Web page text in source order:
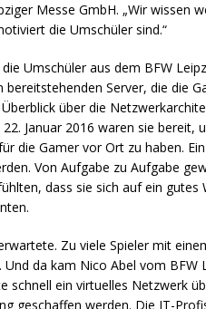
Messe GmbH. „Wir wissen
die Umschüler sind.“
Umschüler aus dem BFW
Server, die die
über die
Januar 2016 waren sie bereit,
die Gamer vor Ort zu haben.
Von Aufgabe zu Aufgabe
dass sie sich auf ein
Zu viele Spieler mit
da kam Nico Abel vom BFW
schnell ein virtuelles Netzwerk
geschaffen werden. Die IT-